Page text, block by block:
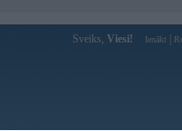
Sveiks, Viesi! Ienākt